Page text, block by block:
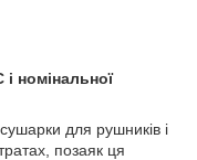
номінальної
для рушників і
позаяк ця